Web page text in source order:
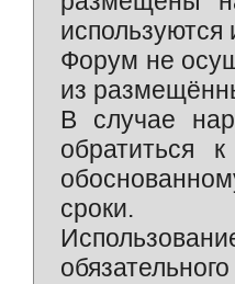
Форум не
из
В случае
обратиться
сроки.